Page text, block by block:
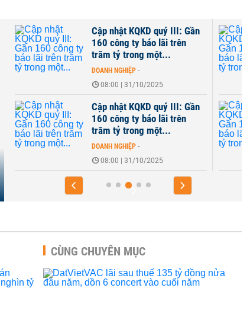
Cập nhật KQKD quý III: Gần
160 công ty báo lãi trên
trăm tỷ trong một...
DOANH NGHIỆP -
08:00 | 31/10/2025
Cập nhật KQKD quý III: Gần
160 công ty báo lãi trên
trăm tỷ trong một...
DOANH NGHIỆP -
08:00 | 31/10/2025
CÙNG CHUYÊN MỤC